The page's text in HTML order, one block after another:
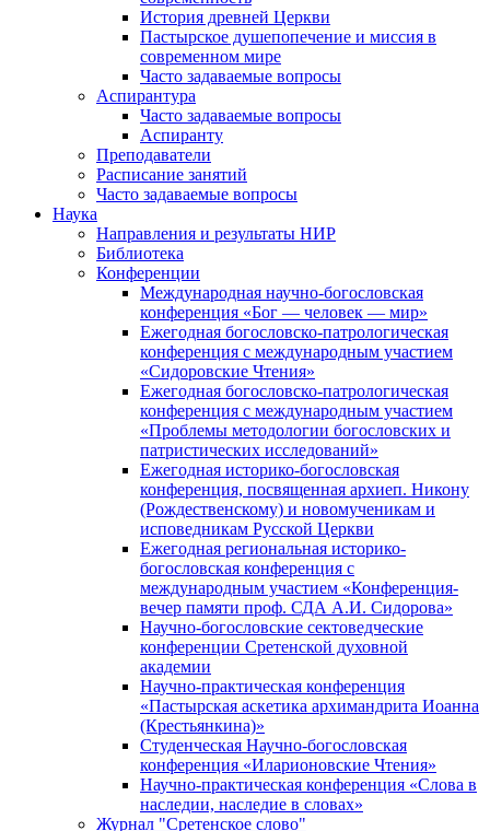
История древней Церкви
Пастырское душепопечение и миссия в
современном мире
Часто задаваемые вопросы
Аспирантура
Часто задаваемые вопросы
Аспиранту
Преподаватели
Расписание занятий
Часто задаваемые вопросы
Наука
Направления и результаты НИР
Библиотека
Конференции
Международная научно-богословская
конференция «Бог — человек — мир»
Ежегодная богословско-патрологическая
конференция с международным участием
«Сидоровские Чтения»
Ежегодная богословско-патрологическая
конференция с международным участием
«Проблемы методологии богословских и
патристических исследований»
Ежегодная историко-богословская
конференция, посвященная архиеп. Никону
(Рождественскому) и новомученикам и
исповедникам Русской Церкви
Ежегодная региональная историко-
богословская конференция с
международным участием «Конференция-
вечер памяти проф. СДА А.И. Сидорова»
Научно-богословские сектоведческие
конференции Сретенской духовной
академии
Научно-практическая конференция
«Пастырская аскетика архимандрита Иоанна
(Крестьянкина)»
Студенческая Научно-богословская
конференция «Иларионовские Чтения»
Научно-практическая конференция «Cлова в
наследии, наследие в словах»
Журнал "Сретенское слово"